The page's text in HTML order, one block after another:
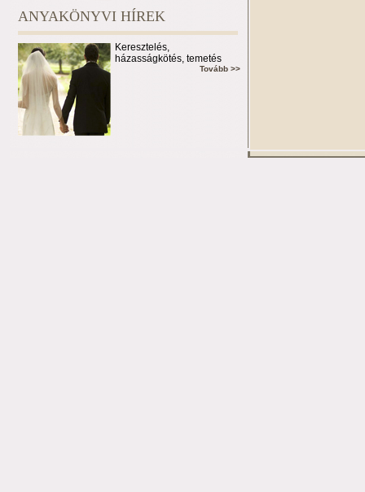
ANYAKÖNYVI HÍREK
Keresztelés,
házasságkötés, temetés
Tovább >>